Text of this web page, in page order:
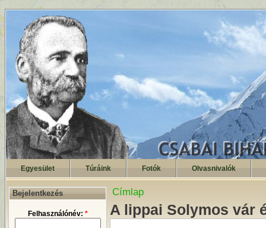
Egyesület Túráink Fotók Olvasnivalók
Bejelentkezés
Felhasználónév: *
Címlap
A lippai Solymos vár